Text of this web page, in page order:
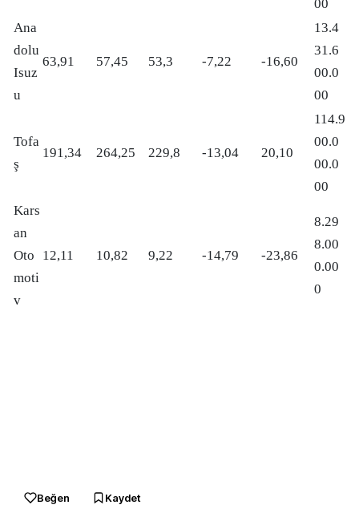
00
Ana
dolu
Isuz
u
63,91 57,45 53,3 -7,22 -16,60
13.4
31.6
00.0
00
Tofa
ş
191,34 264,25 229,8 -13,04 20,10
114.9
00.0
00.0
00
Kars
an
Oto
moti
v
12,11 10,82 9,22 -14,79 -23,86
8.29
8.00
0.00
0
Beğen Kaydet